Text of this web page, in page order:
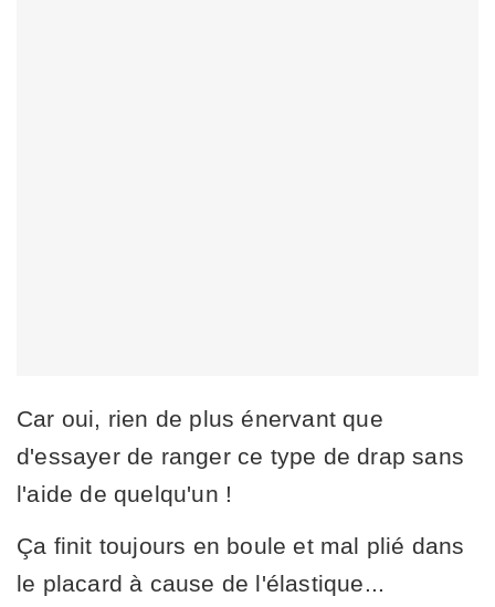
Car oui, rien de plus énervant que
d'essayer de ranger ce type de drap sans
l'aide de quelqu'un !
Ça finit toujours en boule et mal plié dans
le placard à cause de l'élastique...